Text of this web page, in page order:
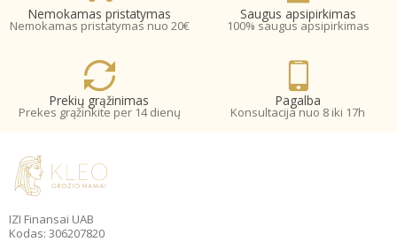
Nemokamas pristatymas
Nemokamas pristatymas nuo 20€
Saugus apsipirkimas
100% saugus apsipirkimas
Prekių grąžinimas
Prekes grąžinkite per 14 dienų
Pagalba
Konsultacija nuo 8 iki 17h
IZI Finansai UAB
Kodas: 306207820